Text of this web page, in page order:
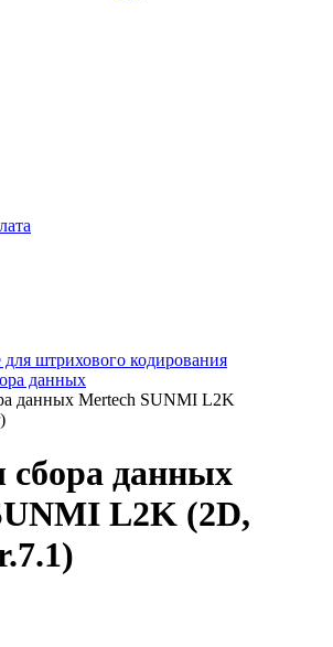
штрихового кодирования
данных
данных Mertech SUNMI L2K
сбора данных
L2K (2D,